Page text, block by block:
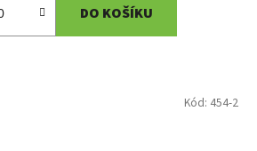
DO KOŠÍKU
Kód: 454-2